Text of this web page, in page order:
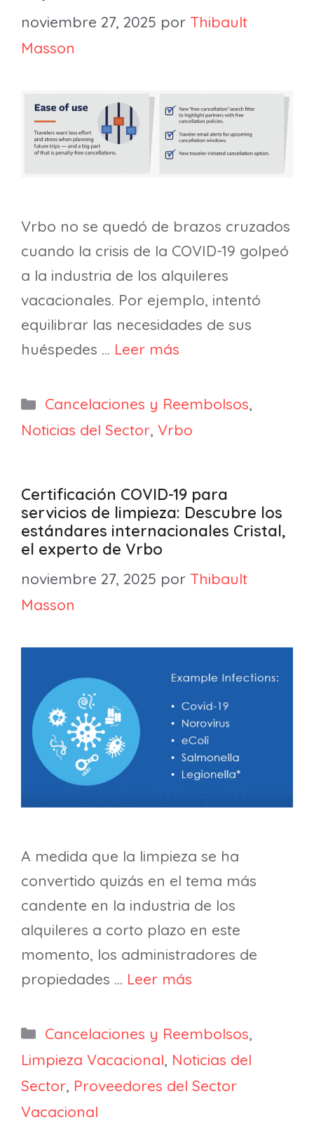
noviembre 27, 2025 por Thibault
Masson
Vrbo no se quedó de brazos cruzados
cuando la crisis de la COVID-19 golpeó
a la industria de los alquileres
vacacionales. Por ejemplo, intentó
equilibrar las necesidades de sus
huéspedes … Leer más
Categorías
Cancelaciones y Reembolsos,
Noticias del Sector, Vrbo
Certificación COVID-19 para
servicios de limpieza: Descubre los
estándares internacionales Cristal,
el experto de Vrbo
noviembre 27, 2025 por Thibault
Masson
A medida que la limpieza se ha
convertido quizás en el tema más
candente en la industria de los
alquileres a corto plazo en este
momento, los administradores de
propiedades … Leer más
Categorías
Cancelaciones y Reembolsos,
Limpieza Vacacional, Noticias del
Sector, Proveedores del Sector
Vacacional